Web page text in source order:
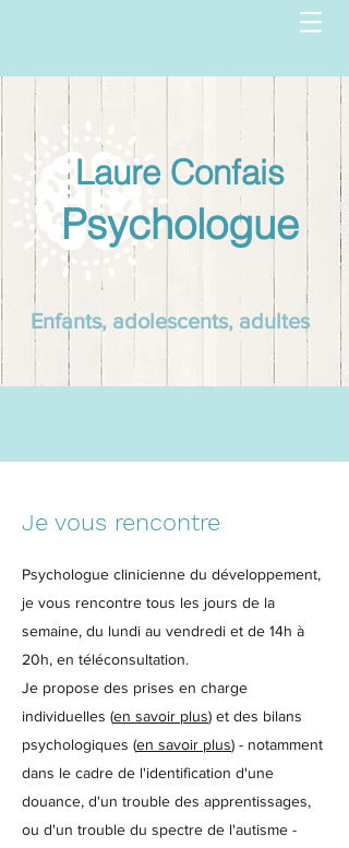
Laure Confais
Psychologue
Enfants, adolescents, adultes
Je vous rencontre
Psychologue clinicienne du développement,
je vous rencontre tous les jours de la
semaine, du lundi au vendredi et de 14h à
20h, en téléconsultation.
Je propose des prises en charge
individuelles (en savoir plus) et des bilans
psychologiques (en savoir plus) - notamment
dans le cadre de l'identification d'une
douance, d'un trouble des apprentissages,
ou d'un trouble du spectre de l'autisme -